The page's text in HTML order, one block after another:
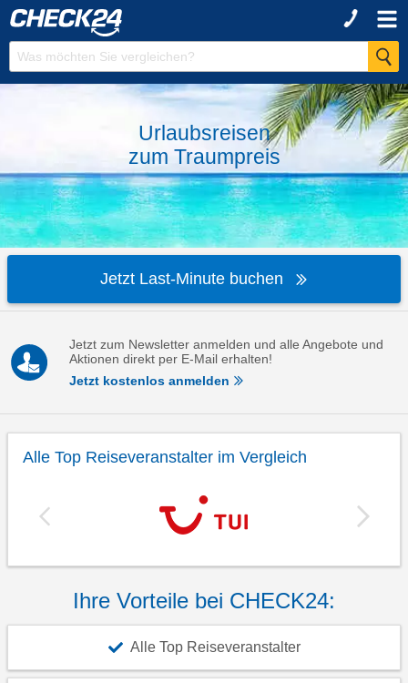
Urlaubsreisen
zum Traumpreis
Jetzt Last-Minute buchen
Jetzt zum Newsletter anmelden und alle Angebote und
Aktionen direkt per E-Mail erhalten!
Jetzt kostenlos anmelden
Alle Top Reiseveranstalter im Vergleich
Ihre Vorteile bei CHECK24:
Alle Top Reiseveranstalter